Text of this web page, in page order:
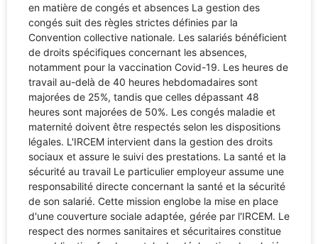
en matière de congés et absences La gestion des
congés suit des règles strictes définies par la
Convention collective nationale. Les salariés bénéficient
de droits spécifiques concernant les absences,
notamment pour la vaccination Covid-19. Les heures de
travail au-delà de 40 heures hebdomadaires sont
majorées de 25%, tandis que celles dépassant 48
heures sont majorées de 50%. Les congés maladie et
maternité doivent être respectés selon les dispositions
légales. L'IRCEM intervient dans la gestion des droits
sociaux et assure le suivi des prestations. La santé et la
sécurité au travail Le particulier employeur assume une
responsabilité directe concernant la santé et la sécurité
de son salarié. Cette mission englobe la mise en place
d'une couverture sociale adaptée, gérée par l'IRCEM. Le
respect des normes sanitaires et sécuritaires constitue